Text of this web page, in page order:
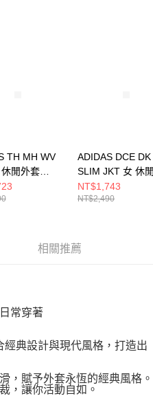
個別帳號之用戶狀況，依本公司即
TH MH WV
閒外套
ADIDAS DCE DK
SLIM JKT 女 休
KX8909
NT$1,743
NT$2,490
相關推薦
常穿著
典設計與現代風格，打造出
，賦予外套永恆的經典風格。
，讓你活動自如。